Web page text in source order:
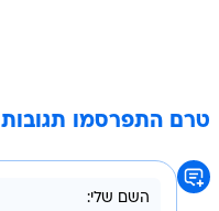
טרם התפרסמו תגובות